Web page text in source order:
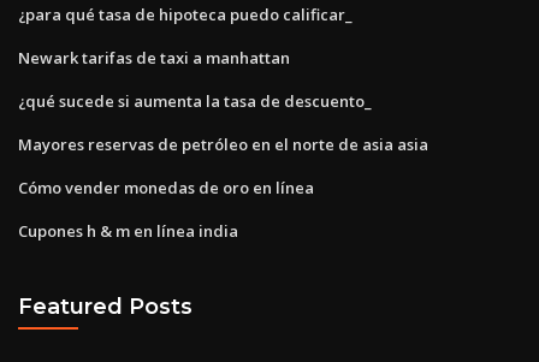
¿para qué tasa de hipoteca puedo calificar_
Newark tarifas de taxi a manhattan
¿qué sucede si aumenta la tasa de descuento_
Mayores reservas de petróleo en el norte de asia asia
Cómo vender monedas de oro en línea
Cupones h & m en línea india
Featured Posts